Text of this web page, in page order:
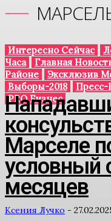
Интересно Сейчас
Часа
Главная
Районе
Эксклюзив
Выборы-2018
PRO Бизнес
Марселе
условный
месяцев
Ксения Лучко -